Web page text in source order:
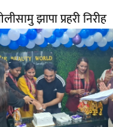
झापा प्रहरी निरीह